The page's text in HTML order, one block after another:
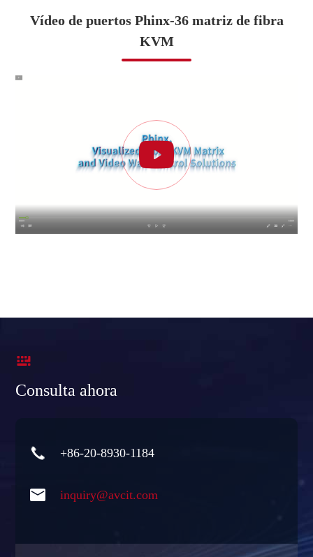
Vídeo de puertos Phinx-36 matriz de fibra
KVM


Consulta ahora
 +86-20-8930-1184
 inquiry@avcit.com